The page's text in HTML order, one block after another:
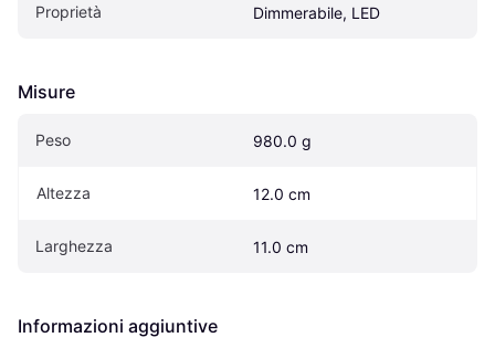
Proprietà Dimmerabile, LED
Misure
Peso 980.0 g
Altezza 12.0 cm
Larghezza 11.0 cm
Informazioni aggiuntive